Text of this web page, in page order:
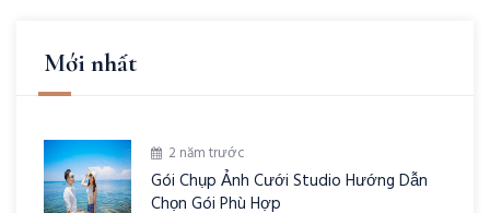
Mới nhất
2 năm trước
Gói Chụp Ảnh Cưới Studio Hướng Dẫn
Chọn Gói Phù Hợp